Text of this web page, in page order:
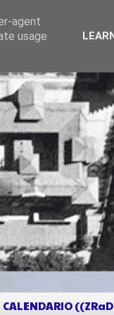
CALENDARIO
agent
usage